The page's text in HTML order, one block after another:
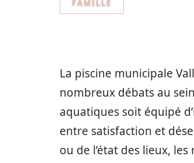
FAMILLE
La piscine municipale
nombreux débats au
aquatiques soit équipé
entre satisfaction et
ou de l’état des lieux,